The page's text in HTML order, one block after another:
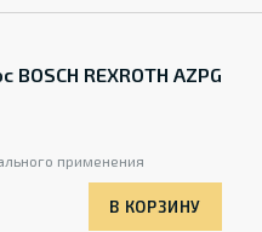
BOSCH REXROTH AZPG
применения
В КОРЗИНУ